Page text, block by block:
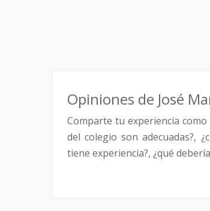
Opiniones de José
Comparte tu experiencia
del colegio son adecuadas?,
tiene experiencia?, ¿qué